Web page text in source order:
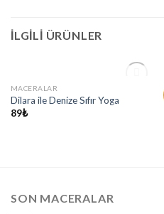
İLGILI ÜRÜNLER
wishlist
STOKTA YOK
MACERALAR
Dilara ile Denize Sıfır Yoga
89₺
SON MACERALAR